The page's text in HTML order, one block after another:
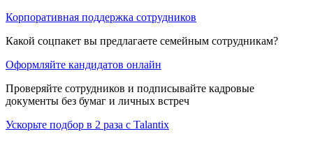
Корпоративная поддержка сотрудников
Какой соцпакет вы предлагаете семейным сотрудникам?
Оформляйте кандидатов онлайн
Проверяйте сотрудников и подписывайте кадровые
документы без бумаг и личных встреч
Ускорьте подбор в 2 раза с Talantix